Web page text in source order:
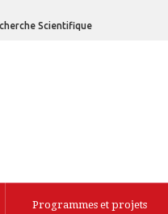
Scientifique
Programmes et projets